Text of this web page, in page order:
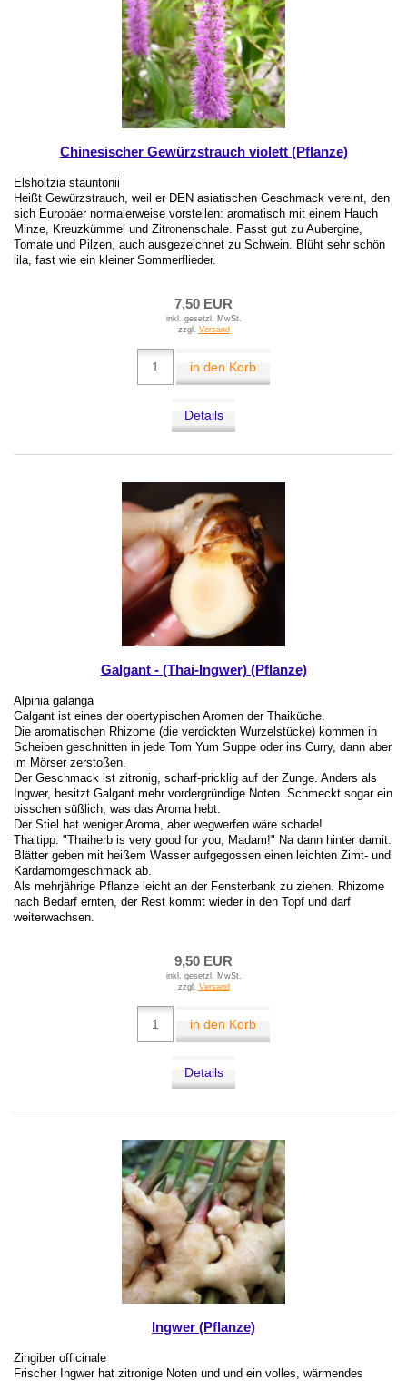
Chinesischer Gewürzstrauch violett (Pflanze)
Elsholtzia stauntonii
Heißt Gewürzstrauch, weil er DEN asiatischen Geschmack vereint, den
sich Europäer normalerweise vorstellen: aromatisch mit einem Hauch
Minze, Kreuzkümmel und Zitronenschale. Passt gut zu Aubergine,
Tomate und Pilzen, auch ausgezeichnet zu Schwein. Blüht sehr schön
lila, fast wie ein kleiner Sommerflieder.
7,50 EUR
inkl. gesetzl. MwSt.
zzgl. Versand
in den Korb
Details
Galgant - (Thai-Ingwer) (Pflanze)
Alpinia galanga
Galgant ist eines der obertypischen Aromen der Thaiküche.
Die aromatischen Rhizome (die verdickten Wurzelstücke) kommen in
Scheiben geschnitten in jede Tom Yum Suppe oder ins Curry, dann aber
im Mörser zerstoßen.
Der Geschmack ist zitronig, scharf-pricklig auf der Zunge. Anders als
Ingwer, besitzt Galgant mehr vordergründige Noten. Schmeckt sogar ein
bisschen süßlich, was das Aroma hebt.
Der Stiel hat weniger Aroma, aber wegwerfen wäre schade!
Thaitipp: "Thaiherb is very good for you, Madam!" Na dann hinter damit.
Blätter geben mit heißem Wasser aufgegossen einen leichten Zimt- und
Kardamomgeschmack ab.
Als mehrjährige Pflanze leicht an der Fensterbank zu ziehen. Rhizome
nach Bedarf ernten, der Rest kommt wieder in den Topf und darf
weiterwachsen.
9,50 EUR
inkl. gesetzl. MwSt.
zzgl. Versand
in den Korb
Details
Ingwer (Pflanze)
Zingiber officinale
Frischer Ingwer hat zitronige Noten und und ein volles, wärmendes